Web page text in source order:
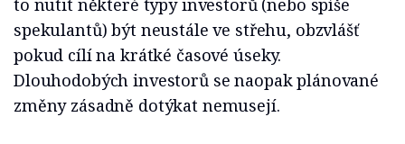
to nutit některé typy investorů (nebo spíše
spekulantů) být neustále ve střehu, obzvlášť
pokud cílí na krátké časové úseky.
Dlouhodobých investorů se naopak plánované
změny zásadně dotýkat nemusejí.